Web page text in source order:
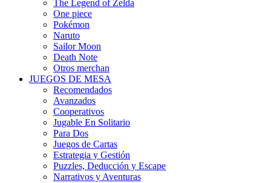
The Legend of Zelda
One piece
Pokémon
Naruto
Sailor Moon
Death Note
Otros merchan
JUEGOS DE MESA
Recomendados
Avanzados
Cooperativos
Jugable En Solitario
Para Dos
Juegos de Cartas
Estrategia y Gestión
Puzzles, Deducción y Escape
Narrativos y Aventuras